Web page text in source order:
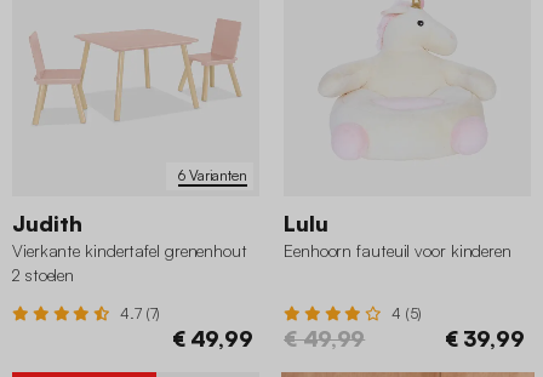
6 Varianten
Judith
Vierkante kindertafel grenenhout
2 stoelen
4.7 (7)
€ 49,99
Lulu
Eenhoorn fauteuil voor kinderen
4 (5)
€ 49,99 € 39,99